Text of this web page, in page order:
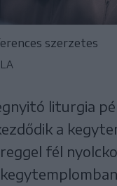
szerzetes
liturgia
a
fél